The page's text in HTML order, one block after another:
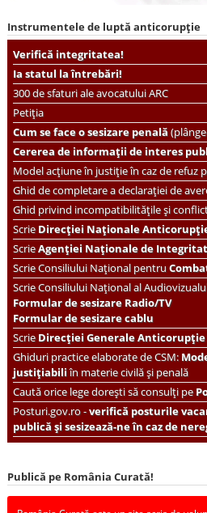
Instrumentele de luptă anticorupție
Verifică integritatea!
Ia statul la întrebări!
300 de sfaturi ale avocatului ARC
Petiția
Cum se face o sesizare penală
Cererea de informații de interes
Model acțiune în justiție în caz de refuz
Ghid de completare a declarației de
Ghid privind incompatibilitățile și
ScrieDirecției Naționale
ScrieAgenției Naționale de
ScrieConsiliului Național pentru
Scrie Consiliului Național al
Formular de sesizare Radio/TV
Formular de sesizare cablu
ScrieDirecției Generale Anticorupție
Ghiduri practice elaborate de CSM:
justițiabiliîn materie civilă și penală
Caută orice lege dorești să consulți pe
Posturi.gov.ro -verifică posturile
publică și sesizează-ne în caz de
Publică pe România Curată!